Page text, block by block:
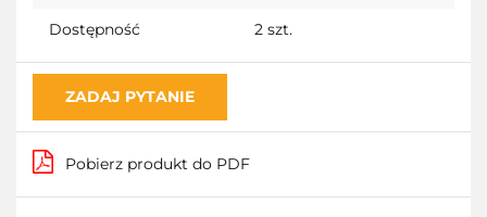
Dostępność 2 szt.
ZADAJ PYTANIE
Pobierz produkt do PDF